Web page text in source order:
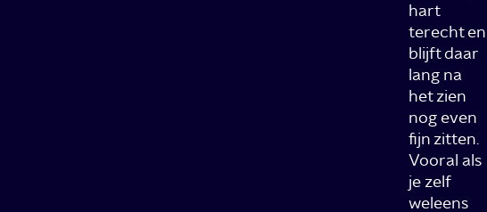
hart
terecht en
blijft daar
lang na
het zien
nog even
fijn zitten.
Vooral als
je zelf
weleens